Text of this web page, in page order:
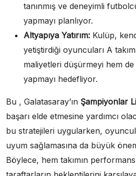
tanınmış ve deneyimli
yapmayı planlıyor.
Altyapıya Yatırım: Kulüp,
yetiştirdiği oyuncuları A
maliyetleri düşürmeyi hem de
yapmayı hedefliyor.
Bu , Galatasaray’ın Şampiyonlar
başarı elde etmesine yardımcı
bu stratejileri uygularken,
uyum sağlamasına da büyük
Böylece, hem takımın